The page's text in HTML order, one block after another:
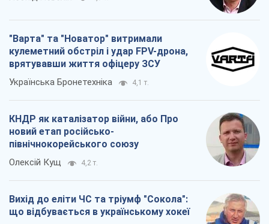
"Варта" та "Новатор" витримали
кулеметний обстріл і удар FPV-дрона,
врятувавши життя офіцеру ЗСУ
Українська Бронетехніка 4,1 т.
КНДР як каталізатор війни, або Про
новий етап російсько-
північнокорейського союзу
Олексій Кущ 4,2 т.
Вихід до еліти ЧС та тріумф "Сокола":
що відбувається в українському хокеї